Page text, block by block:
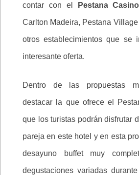
contar con el Pestana
Carlton Madeira, Pestana
otros establecimientos que se
interesante oferta.
Dentro de las propuestas
destacar la que ofrece el
que los turistas podrán disfrutar
pareja en este hotel y en esta
desayuno buffet muy
degustaciones variadas